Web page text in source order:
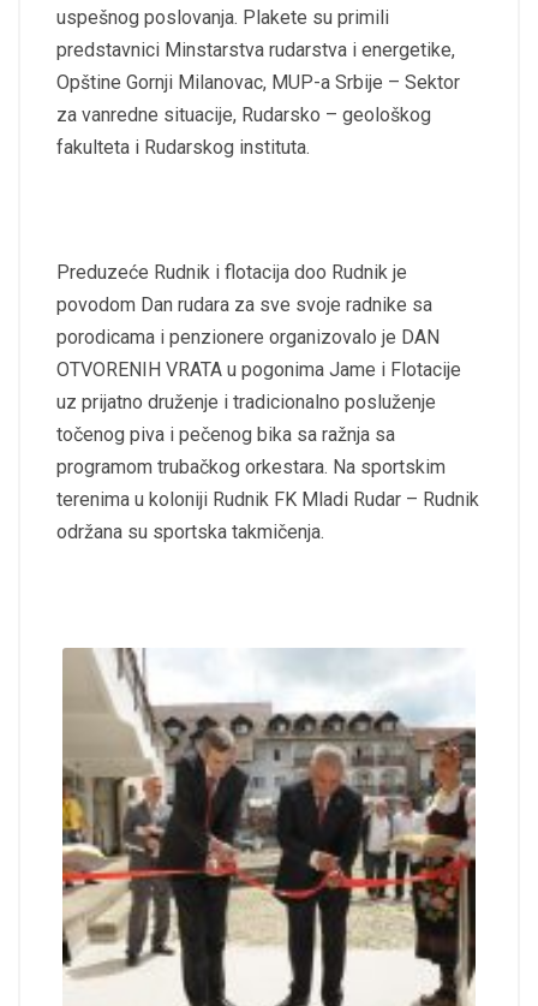
uspešnog poslovanja. Plakete su primili
predstavnici Minstarstva rudarstva i energetike,
Opštine Gornji Milanovac, MUP-a Srbije – Sektor
za vanredne situacije, Rudarsko – geološkog
fakulteta i Rudarskog instituta.
Preduzeće Rudnik i flotacija doo Rudnik je
povodom Dan rudara za sve svoje radnike sa
porodicama i penzionere organizovalo je DAN
OTVORENIH VRATA u pogonima Jame i Flotacije
uz prijatno druženje i tradicionalno posluženje
točenog piva i pečenog bika sa ražnja sa
programom trubačkog orkestara. Na sportskim
terenima u koloniji Rudnik FK Mladi Rudar – Rudnik
održana su sportska takmičenja.